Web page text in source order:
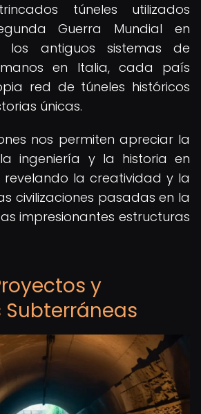
túneles utilizados
Guerra Mundial en
los antiguos sistemas de
en Italia, cada país
red de túneles históricos
únicas.
nos permiten apreciar la
ingeniería y la historia en
la creatividad y la
civilizaciones pasadas en la
impresionantes estructuras
y